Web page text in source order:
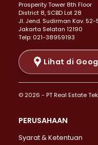
Properti Dijual di
Properti Dijual di Senen
Properti Dijual di Tanah
Properti Dijual di Cikini >
Properti Dijual di Kramat
Properti Dijual di Pasar
Properti Dijual di
Properti Dijual di
Properti Dijual di Lebak
Properti Dijual di
Prosperity Tower 8th Floor
District 8, SCBD Lot 28
JI. Jend. Sudirman Kav. 52-
Jakarta Selatan 12190
Telp: 021-38959193
Lihat di
© 2026 - PT Real Estate
PERUSAHAAN
Syarat & Ketentuan